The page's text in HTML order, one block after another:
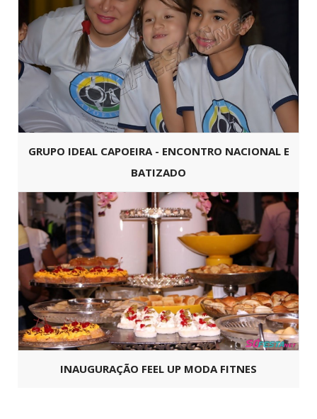
GRUPO IDEAL CAPOEIRA - ENCONTRO NACIONAL E
BATIZADO
INAUGURAÇÃO FEEL UP MODA FITNES